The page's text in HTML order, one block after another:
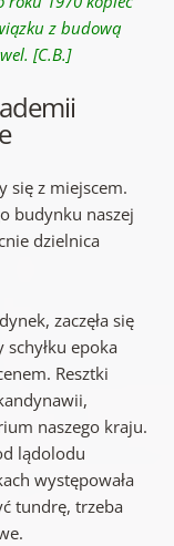
z budową
[C.B.]
się z miejscem.
budynku naszej
dzielnica
zaczęła się
epoka
Resztki
naszego kraju.
lądolodu
występowała
tundrę, trzeba